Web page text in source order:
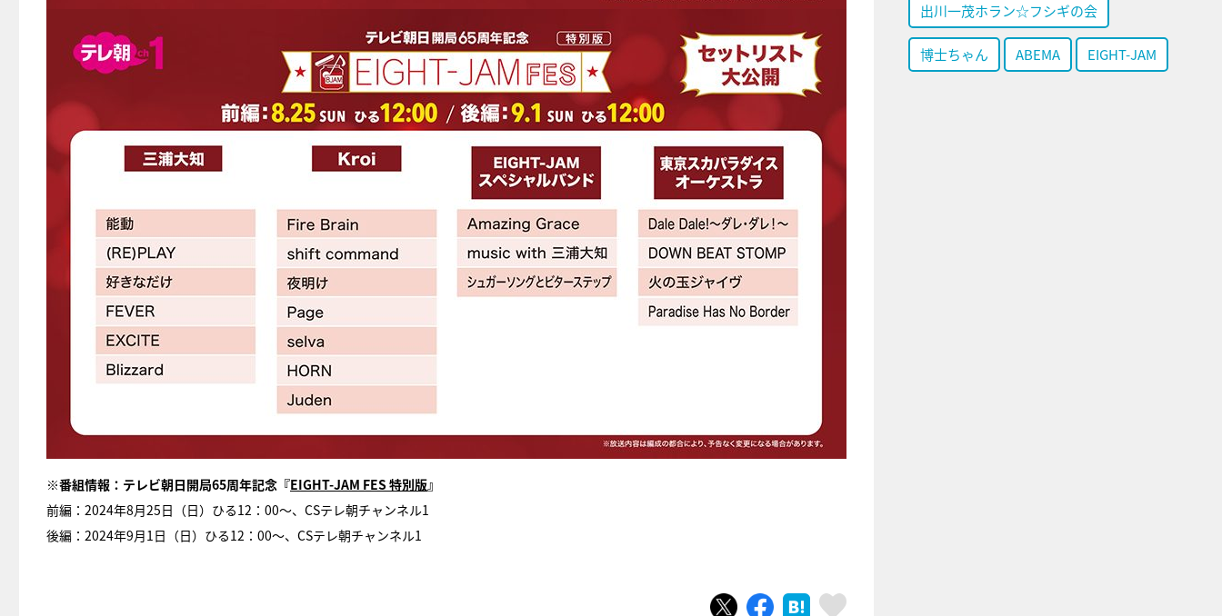
※番組情報：テレビ朝日開局65周年記念『EIGHT-JAM FES 特別版』
前編：2024年8月25日（日）ひる12：00〜、CSテレ朝チャンネル1
後編：2024年9月1日（日）ひる12：00〜、CSテレ朝チャンネル1
ツイートシェア はてブ
出川一茂ホラン☆フシギの会
博士ちゃん ABEMA EIGHT-JAM